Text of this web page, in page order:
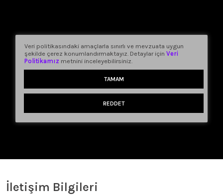
İletişim Bilgileri
Veri politikasındaki amaçlarla sınırlı ve mevzuata uygun
şekilde çerez konumlandırmaktayız. Detaylar için Veri
Politikamız metnini inceleyebilirsiniz.
TAMAM
REDDET